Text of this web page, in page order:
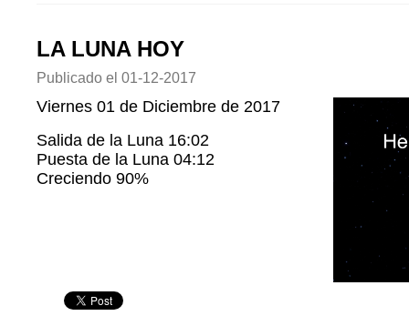
LA LUNA HOY
Publicado el 01-12-2017
Viernes 01 de Diciembre de 2017
Salida de la Luna 16:02
Puesta de la Luna 04:12
Creciendo 90%